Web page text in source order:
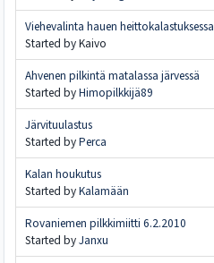
Viehevalinta hauen heittokalastuksessa
Started by Kaivo
Ahvenen pilkintä matalassa järvessä
Started byHimopilkkijä89
Järvituulastus
Started byPerca
Kalan houkutus
Started byKalamään
Rovaniemen pilkkimiitti 6.2.2010
Started byJanxu